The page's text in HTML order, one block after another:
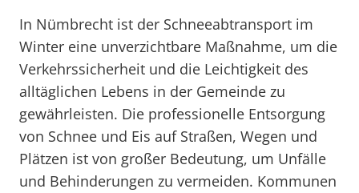
In Nümbrecht ist der Schneeabtransport im
Winter eine unverzichtbare Maßnahme, um die
Verkehrssicherheit und die Leichtigkeit des
alltäglichen Lebens in der Gemeinde zu
gewährleisten. Die professionelle Entsorgung
von Schnee und Eis auf Straßen, Wegen und
Plätzen ist von großer Bedeutung, um Unfälle
und Behinderungen zu vermeiden. Kommunen